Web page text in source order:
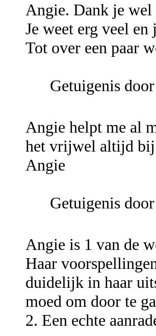
Angie. Dank je
Je weet erg veel
Tot over een paar
Getuigenis door
Angie helpt me al
het vrijwel altijd bij
Angie
Getuigenis door
Angie is 1 van de
Haar
duidelijk in haar
moed om door te
2. Een echte